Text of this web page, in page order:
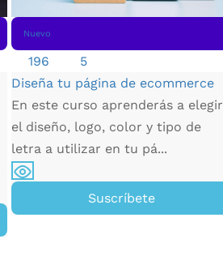
Nuevo
196
5
Diseña tu página de ecommerce
En este curso aprenderás a elegir
el diseño, logo, color y tipo de
letra a utilizar en tu pá...
Suscríbete